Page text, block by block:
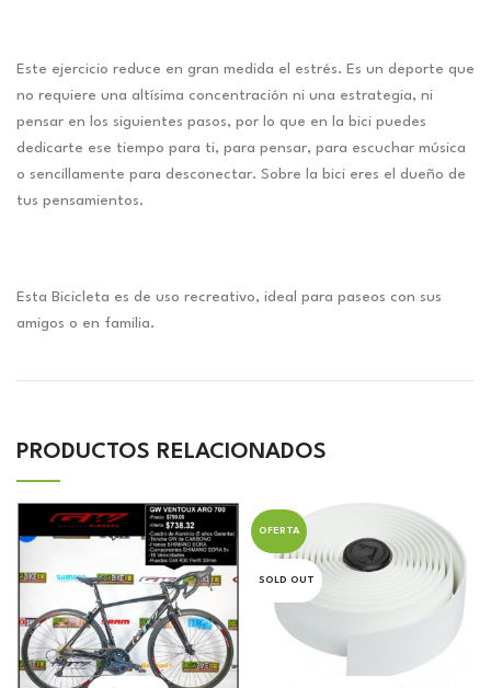
Este ejercicio reduce en gran medida el estrés. Es un deporte que
no requiere una altísima concentración ni una estrategia, ni
pensar en los siguientes pasos, por lo que en la bici puedes
dedicarte ese tiempo para ti, para pensar, para escuchar música
o sencillamente para desconectar. Sobre la bici eres el dueño de
tus pensamientos.
Esta Bicicleta es de uso recreativo, ideal para paseos con sus
amigos o en familia.
PRODUCTOS RELACIONADOS
OFERTA
SOLD OUT